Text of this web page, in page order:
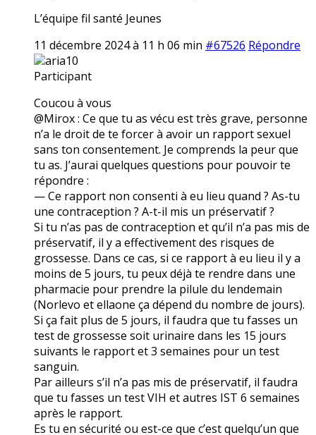
L’équipe fil santé Jeunes
11 décembre 2024 à 11 h 06 min #67526 Répondre
aria10
Participant
Coucou à vous
@Mirox : Ce que tu as vécu est très grave, personne
n’a le droit de te forcer à avoir un rapport sexuel
sans ton consentement. Je comprends la peur que
tu as. J’aurai quelques questions pour pouvoir te
répondre :
— Ce rapport non consenti à eu lieu quand ? As-tu
une contraception ? A-t-il mis un préservatif ?
Si tu n’as pas de contraception et qu’il n’a pas mis de
préservatif, il y a effectivement des risques de
grossesse. Dans ce cas, si ce rapport à eu lieu il y a
moins de 5 jours, tu peux déjà te rendre dans une
pharmacie pour prendre la pilule du lendemain
(Norlevo et ellaone ça dépend du nombre de jours).
Si ça fait plus de 5 jours, il faudra que tu fasses un
test de grossesse soit urinaire dans les 15 jours
suivants le rapport et 3 semaines pour un test
sanguin.
Par ailleurs s’il n’a pas mis de préservatif, il faudra
que tu fasses un test VIH et autres IST 6 semaines
après le rapport.
Es tu en sécurité ou est-ce que c’est quelqu’un que